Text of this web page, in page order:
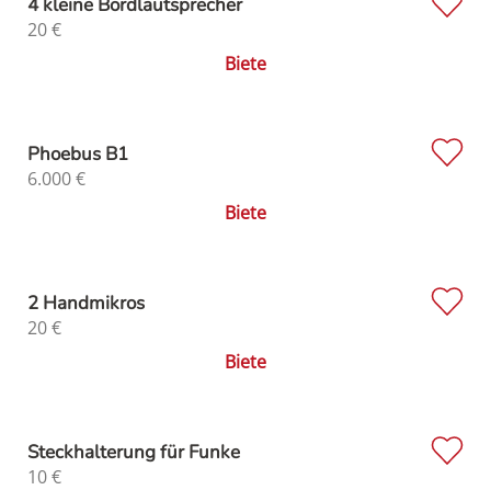
20€
Biete
Phoebus B1
6.000€
Biete
2 Handmikros
20€
Biete
Steckhalterung für Funke
10€